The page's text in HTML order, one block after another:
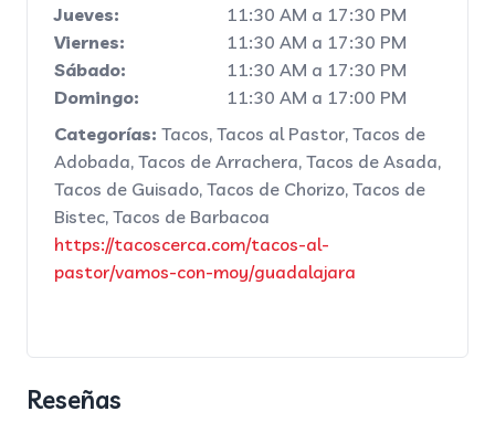
Jueves:
11:30 AM a 17:30 PM
Viernes:
11:30 AM a 17:30 PM
Sábado:
11:30 AM a 17:30 PM
Domingo:
11:30 AM a 17:00 PM
Categorías: Tacos, Tacos al Pastor, Tacos de
Adobada, Tacos de Arrachera, Tacos de Asada,
Tacos de Guisado, Tacos de Chorizo, Tacos de
Bistec, Tacos de Barbacoa
https://tacoscerca.com/tacos-al-
pastor/vamos-con-moy/guadalajara
Reseñas